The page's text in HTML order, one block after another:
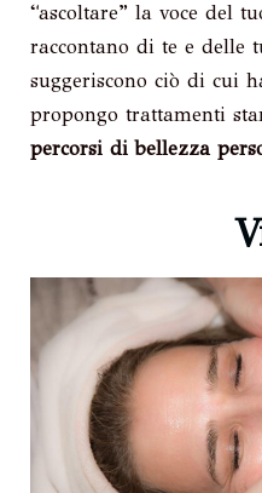
“ascoltare” la voce del
raccontano di te e delle
suggeriscono ciò di cui
propongo trattamenti
percorsi di bellezza